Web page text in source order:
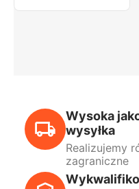
Wysoka
wysyłka
Realizujemy
zagraniczne